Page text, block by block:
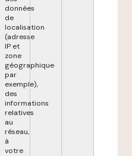
données
de
localisation
(adresse
IP et
zone
géographique
par
exemple),
des
informations
relatives
au
réseau,
à
votre